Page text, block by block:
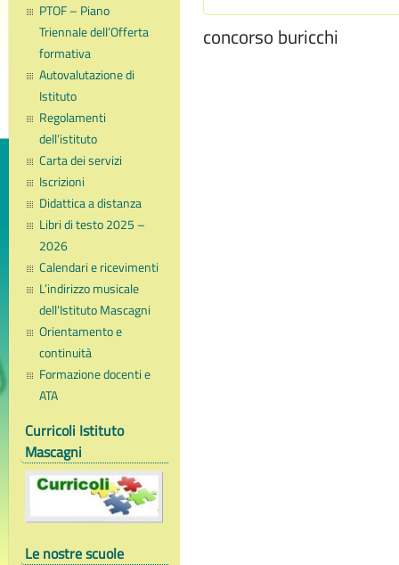
PTOF – Piano
Triennale dell’Offerta
formativa
Autovalutazione di
Istituto
Regolamenti
dell’istituto
Carta dei servizi
Iscrizioni
Didattica a distanza
Libri di testo 2025 –
2026
Calendari e ricevimenti
L’indirizzo musicale
dell’Istituto Mascagni
Orientamento e
continuità
Formazione docenti e
ATA
Curricoli Istituto
Mascagni
Le nostre scuole
concorso buricchi